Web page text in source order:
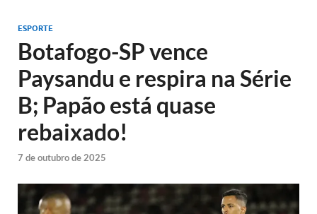
ESPORTE
Botafogo-SP vence
Paysandu e respira na Série
B; Papão está quase
rebaixado!
7 de outubro de 2025